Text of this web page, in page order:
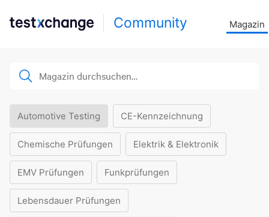
Community Magazin
Automotive Testing CE-Kennzeichnung
Chemische Prüfungen Elektrik & Elektronik
EMV Prüfungen Funkprüfungen
Lebensdauer Prüfungen